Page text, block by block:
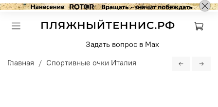
Задать вопрос в Max
Главная
Спортивные очки Италия